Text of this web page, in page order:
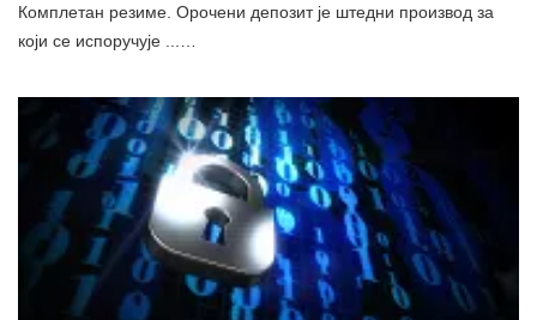
Комплетан резиме. Орочени депозит је штедни производ за
који се испоручује ...…